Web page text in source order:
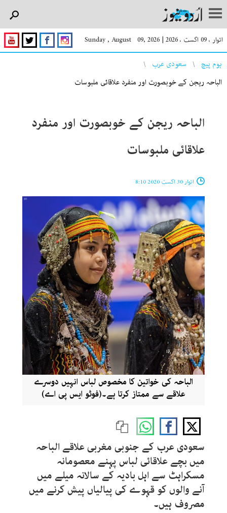
اتوار ، 09 اگست ، 2026 |
Sunday , August 09, 2026
You are here
ہوم پیچ
سعودی عرب
الباحہ ریجن کے خوبصورت اور منفرد علاقائی ملبوسات
الباحہ ریجن کے خوبصورت اور منفرد
علاقائی ملبوسات
اتوار 30 اگست 2020 8:10
الباحہ کی خواتین کا مخصوص لباس انہیں دوسرے
علاقے سے ممتاز کرتا ہے۔(فوٹو ایس پی اے)
سعودی عرب کے جنوبی مغربی علاقے الباحہ
میں بچے علاقائی لباس پہنے معصومانہ
مسکراہٹ سے اہل بادیہ کے سالانہ میلے میں
آنے والوں کو قہوے کی پیالیاں پیش کرنے میں
مصروف ہیں۔